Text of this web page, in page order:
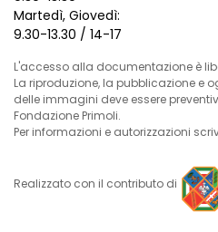
Martedì, Giovedì:
9.30-13.30 / 14-17
L'accesso alla documentazione è
La riproduzione, la pubblicazione e
delle immagini deve essere
Fondazione Primoli.
Per informazioni e autorizzazioni
Realizzato con il contributo di